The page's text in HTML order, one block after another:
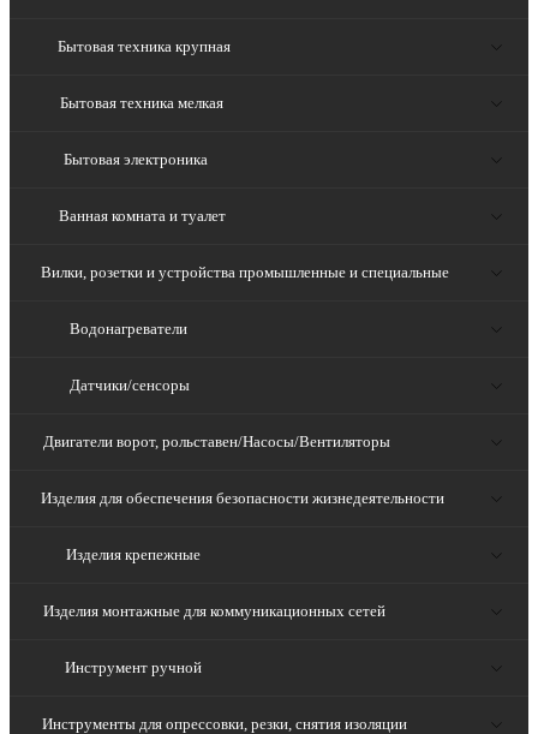
Бытовая техника крупная
Бытовая техника мелкая
Бытовая электроника
Ванная комната и туалет
Вилки, розетки и устройства промышленные и специальные
Водонагреватели
Датчики/сенсоры
Двигатели ворот, рольставен/Насосы/Вентиляторы
Изделия для обеспечения безопасности жизнедеятельности
Изделия крепежные
Изделия монтажные для коммуникационных сетей
Инструмент ручной
Инструменты для опрессовки, резки, снятия изоляции